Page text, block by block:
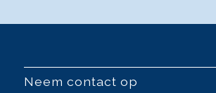
Neem contact op